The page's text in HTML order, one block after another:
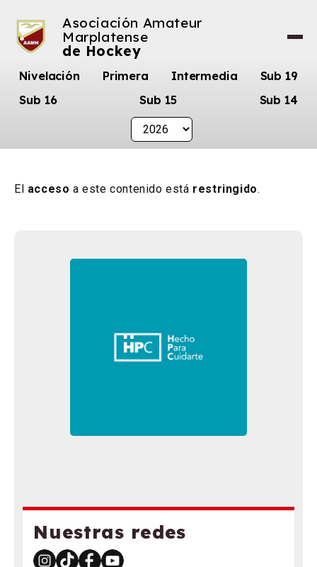
Asociación Amateur
Marplatense
de Hockey
Nivelación Primera Intermedia
Sub 19
Sub 16
Sub 15 Sub 14
Nuestras redes
El acceso a este contenido está restringido.